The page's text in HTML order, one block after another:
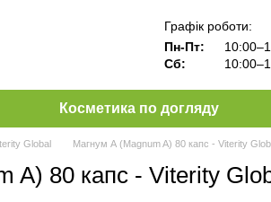
Графік роботи:
Пн-Пт:
Сб:
Косметика по догляду
Global Магнум А (Magnum A) 80 капс - Viterity
A) 80 капс - Viterity